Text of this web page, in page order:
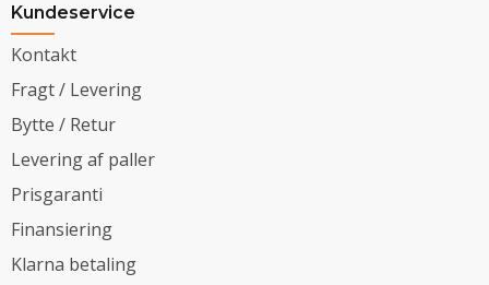
Kundeservice
Kontakt
Fragt / Levering
Bytte / Retur
Levering af paller
Prisgaranti
Finansiering
Klarna betaling